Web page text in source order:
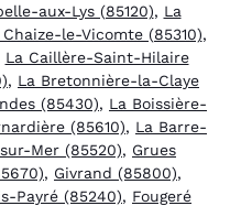
aux-Lys (85120), La
Chaize-le-Vicomte (85310),
La Caillère-Saint-Hilaire
, La Bretonnière-la-Claye
(85430), La Boissière-
(85610), La Barre-
Mer (85520), Grues
, Givrand (85800),
Payré (85240), Fougeré